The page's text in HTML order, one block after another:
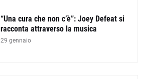
“Una cura che non c’è”: Joey Defeat si
racconta attraverso la musica
29 gennaio